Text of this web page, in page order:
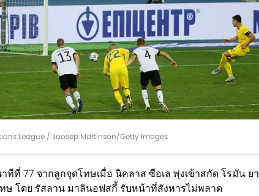
League / Joosep Martinson/Getty Images
ทีที่ 77 จากลูกจุดโทษเมื่อ นิคลาส ซือเล พุ่งเข้าสกัด โรมัน ยา
ษ โดย รัสลาน มาลินอฟสกี้ รับหน้าที่สังหารไม่พลาด